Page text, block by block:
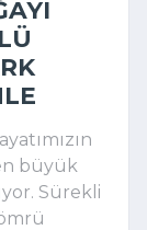
büyük
Sürekli